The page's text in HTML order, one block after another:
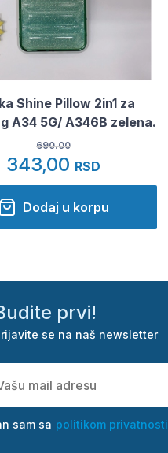
Shine Pillow 2in1 za
A34 5G/ A346B zelena.
690.00
343,00 RSD
Dodaj u korpu
prvi!
se na naš newsletter
sam sa politikom privatnosti